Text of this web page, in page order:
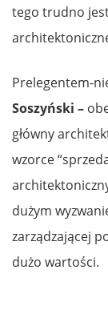
tego trudno
Prelegentem-
Soszyński –
główny
wzorce
dużym
zarządzającej
dużo wartości.